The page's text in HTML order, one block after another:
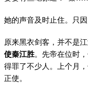
她的声音及时止住。只
原来黑衣剑客，并不是
使秦江胜。先帝在位时
得罪了不少人。上个月
正使。